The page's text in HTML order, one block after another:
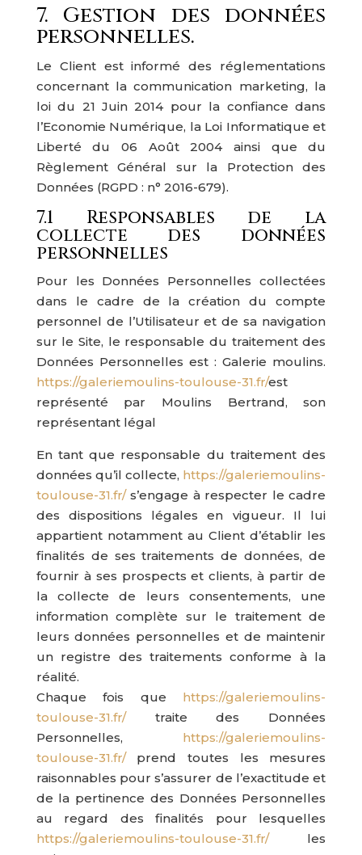
7. Gestion des données
personnelles.
Le Client est informé des réglementations
concernant la communication marketing, la
loi du 21 Juin 2014 pour la confiance dans
l’Economie Numérique, la Loi Informatique et
Liberté du 06 Août 2004 ainsi que du
Règlement Général sur la Protection des
Données (RGPD : n° 2016-679).
7.1 Responsables de la
collecte des données
personnelles
Pour les Données Personnelles collectées
dans le cadre de la création du compte
personnel de l’Utilisateur et de sa navigation
sur le Site, le responsable du traitement des
Données Personnelles est : Galerie moulins.
https://galeriemoulins-toulouse-31.fr/est
représenté par Moulins Bertrand, son
représentant légal
En tant que responsable du traitement des
données qu’il collecte, https://galeriemoulins-
toulouse-31.fr/s’engage à respecter le cadre
des dispositions légales en vigueur. Il lui
appartient notamment au Client d’établir les
finalités de ses traitements de données, de
fournir à ses prospects et clients, à partir de
la collecte de leurs consentements, une
information complète sur le traitement de
leurs données personnelles et de maintenir
un registre des traitements conforme à la
réalité.
Chaque fois que https://galeriemoulins-
toulouse-31.fr/traite des Données
Personnelles, https://galeriemoulins-
toulouse-31.fr/prend toutes les mesures
raisonnables pour s’assurer de l’exactitude et
de la pertinence des Données Personnelles
au regard des finalités pour lesquelles
https://galeriemoulins-toulouse-31.fr/les